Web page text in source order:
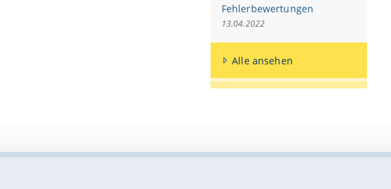
Fehlerbewertungen
13.04.2022
Alle ansehen